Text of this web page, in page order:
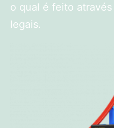
o qual é feito
legais.